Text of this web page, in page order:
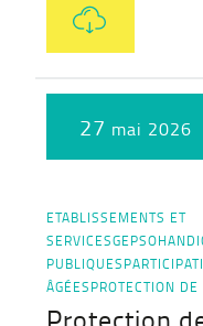
27 mai 2026
ETABLISSEMENTS ET
SERVICESGEPSO
PUBLIQUES
ÂGÉESPROTECTION DE
Protection